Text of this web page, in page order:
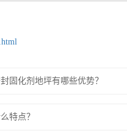
固化剂地坪有哪些优势？
特点？